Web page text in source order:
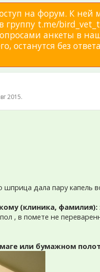
на форум. К ней
группу t.me/
анкеты в
останутся без
2015.
шприца дала пару капель
(клиника, фамилия):
, в помете не
или бумажном